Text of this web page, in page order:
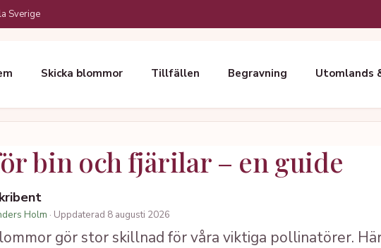
Sverige
Skicka blommor Tillfällen Begravning Utomlands
bin och fjärilar – en guide
Holm · Uppdaterad 8 augusti 2026
gör stor skillnad för våra viktiga pollinatörer.